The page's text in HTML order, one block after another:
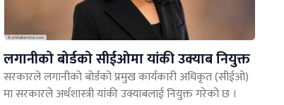
लगानीको बोर्डको सीईओमा यांकी उक्याब नियुक्त
सरकारले लगानीको बोर्डको प्रमुख कार्यकारी अधिकृत (सीईओ)
मा सरकारले अर्थशास्त्री यांकी उक्याबलाई नियुक्त गरेको छ ।